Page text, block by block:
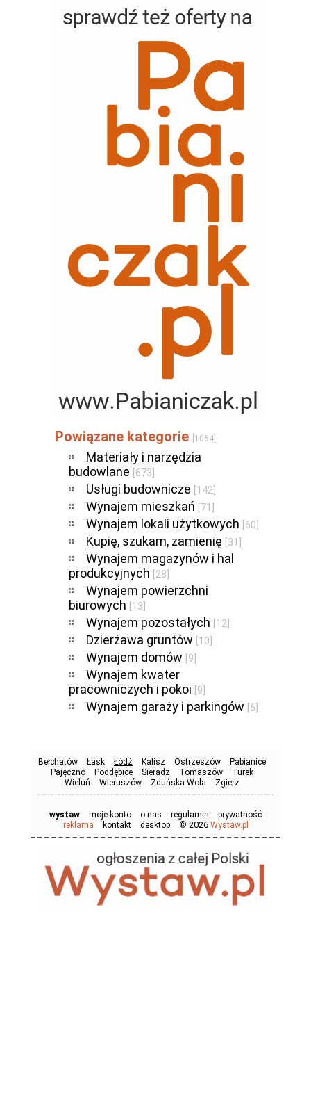
Powiązane kategorie [1064]
Materiały i narzędzia
budowlane
[673]
Usługi budownicze [142]
Wynajem mieszkań [71]
Wynajem lokali użytkowych [60]
Kupię, szukam, zamienię [31]
Wynajem magazynów i hal
produkcyjnych
[28]
Wynajem powierzchni
biurowych
[13]
Wynajem pozostałych [12]
Dzierżawa gruntów [10]
Wynajem domów [9]
Wynajem kwater
pracowniczych i pokoi
[9]
Wynajem garaży i parkingów [6]
Bełchatów Łask Łódź Kalisz Ostrzeszów
Pabianice
Pajęczno
Poddębice Sieradz Tomaszów
Turek
Wieluń
Wieruszów Zduńska Wola Zgierz
wystaw moje konto o nas regulamin
prywatność
reklama
kontakt desktop © 2026 Wystaw.pl